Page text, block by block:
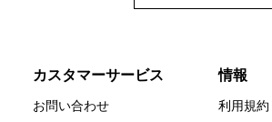
カスタマーサービス
お問い合わせ
情報
利用規約